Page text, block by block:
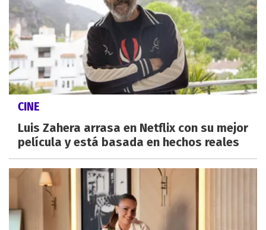
CINE
Luis Zahera arrasa en Netflix con su mejor
película y está basada en hechos reales